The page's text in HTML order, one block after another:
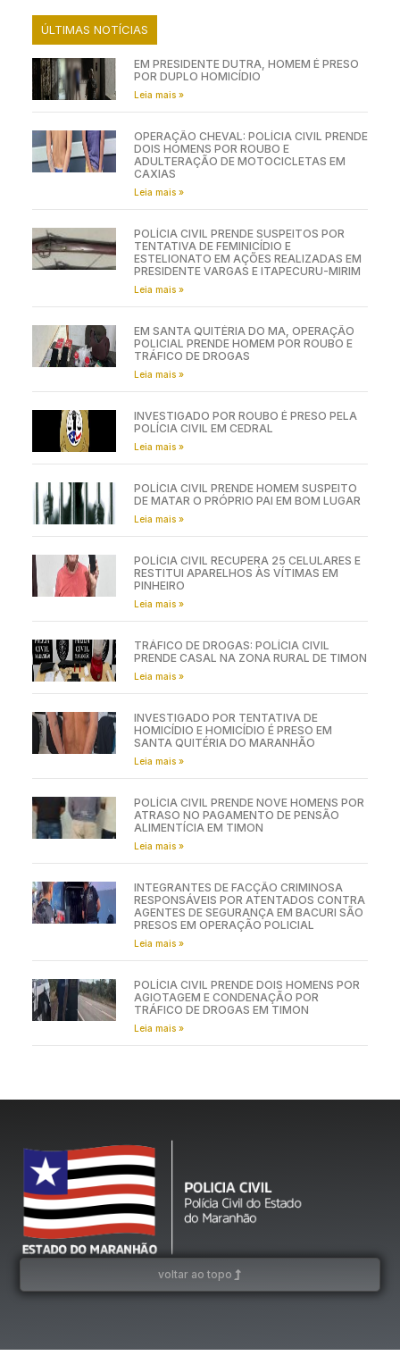
ÚLTIMAS NOTÍCIAS
EM PRESIDENTE DUTRA, HOMEM É PRESO
POR DUPLO HOMICÍDIO
Leia mais »
OPERAÇÃO CHEVAL: POLÍCIA CIVIL PRENDE
DOIS HOMENS POR ROUBO E
ADULTERAÇÃO DE MOTOCICLETAS EM
CAXIAS
Leia mais »
POLÍCIA CIVIL PRENDE SUSPEITOS POR
TENTATIVA DE FEMINICÍDIO E
ESTELIONATO EM AÇÕES REALIZADAS EM
PRESIDENTE VARGAS E ITAPECURU-MIRIM
Leia mais »
EM SANTA QUITÉRIA DO MA, OPERAÇÃO
POLICIAL PRENDE HOMEM POR ROUBO E
TRÁFICO DE DROGAS
Leia mais »
INVESTIGADO POR ROUBO É PRESO PELA
POLÍCIA CIVIL EM CEDRAL
Leia mais »
POLÍCIA CIVIL PRENDE HOMEM SUSPEITO
DE MATAR O PRÓPRIO PAI EM BOM LUGAR
Leia mais »
POLÍCIA CIVIL RECUPERA 25 CELULARES E
RESTITUI APARELHOS ÀS VÍTIMAS EM
PINHEIRO
Leia mais »
TRÁFICO DE DROGAS: POLÍCIA CIVIL
PRENDE CASAL NA ZONA RURAL DE TIMON
Leia mais »
INVESTIGADO POR TENTATIVA DE
HOMICÍDIO E HOMICÍDIO É PRESO EM
SANTA QUITÉRIA DO MARANHÃO
Leia mais »
POLÍCIA CIVIL PRENDE NOVE HOMENS POR
ATRASO NO PAGAMENTO DE PENSÃO
ALIMENTÍCIA EM TIMON
Leia mais »
INTEGRANTES DE FACÇÃO CRIMINOSA
RESPONSÁVEIS POR ATENTADOS CONTRA
AGENTES DE SEGURANÇA EM BACURI SÃO
PRESOS EM OPERAÇÃO POLICIAL
Leia mais »
POLÍCIA CIVIL PRENDE DOIS HOMENS POR
AGIOTAGEM E CONDENAÇÃO POR
TRÁFICO DE DROGAS EM TIMON
Leia mais »
voltar ao topo